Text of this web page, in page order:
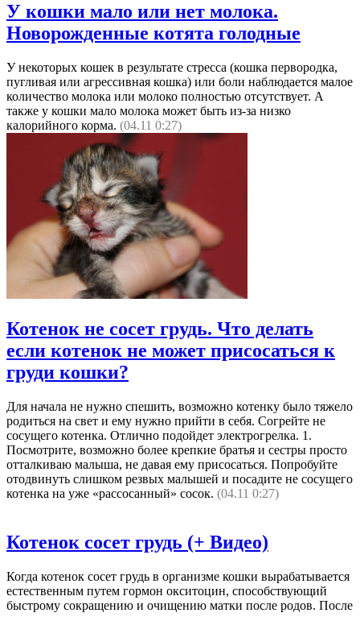
У кошки мало или нет молока.
Новорожденные котята голодные
У некоторых кошек в результате стресса (кошка первородка,
пугливая или агрессивная кошка) или боли наблюдается малое
количество молока или молоко полностью отсутствует. А
также у кошки мало молока может быть из-за низко
калорийного корма. (04.11 0:27)
Котенок не сосет грудь. Что делать
если котенок не может присосаться к
груди кошки?
Для начала не нужно спешить, возможно котенку было тяжело
родиться на свет и ему нужно прийти в себя. Согрейте не
сосущего котенка. Отлично подойдет электрогрелка. 1.
Посмотрите, возможно более крепкие братья и сестры просто
отталкиваю малыша, не давая ему присосаться. Попробуйте
отодвинуть слишком резвых малышей и посадите не сосущего
котенка на уже «рассосанный» сосок. (04.11 0:27)
Котенок сосет грудь (+ Видео)
Когда котенок сосет грудь в организме кошки вырабатывается
естественным путем гормон окситоцин, способствующий
быстрому сокращению и очищению матки после родов. После